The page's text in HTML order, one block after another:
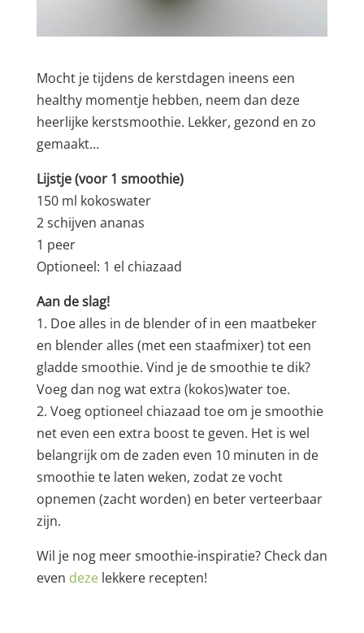
Mocht je tijdens de kerstdagen ineens een
healthy momentje hebben, neem dan deze
heerlijke kerstsmoothie. Lekker, gezond en zo
gemaakt…
Lijstje (voor 1 smoothie)
150 ml kokoswater
2 schijven ananas
1 peer
Optioneel: 1 el chiazaad
Aan de slag!
1. Doe alles in de blender of in een maatbeker
en blender alles (met een staafmixer) tot een
gladde smoothie. Vind je de smoothie te dik?
Voeg dan nog wat extra (kokos)water toe.
2. Voeg optioneel chiazaad toe om je smoothie
net even een extra boost te geven. Het is wel
belangrijk om de zaden even 10 minuten in de
smoothie te laten weken, zodat ze vocht
opnemen (zacht worden) en beter verteerbaar
zijn.
Wil je nog meer smoothie-inspiratie? Check dan
even dezelekkere recepten!